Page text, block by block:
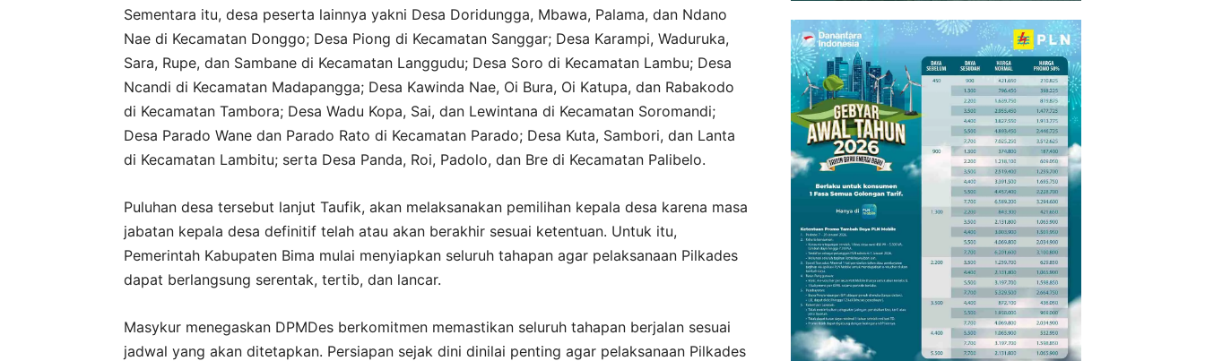
Sementara itu, desa peserta lainnya yakni Desa Doridungga, Mbawa, Palama, dan Ndano
Nae di Kecamatan Donggo; Desa Piong di Kecamatan Sanggar; Desa Karampi, Waduruka,
Sara, Rupe, dan Sambane di Kecamatan Langgudu; Desa Soro di Kecamatan Lambu; Desa
Ncandi di Kecamatan Madapangga; Desa Kawinda Nae, Oi Bura, Oi Katupa, dan Rabakodo
di Kecamatan Tambora; Desa Wadu Kopa, Sai, dan Lewintana di Kecamatan Soromandi;
Desa Parado Wane dan Parado Rato di Kecamatan Parado; Desa Kuta, Sambori, dan Lanta
di Kecamatan Lambitu; serta Desa Panda, Roi, Padolo, dan Bre di Kecamatan Palibelo.
Puluhan desa tersebut lanjut Taufik, akan melaksanakan pemilihan kepala desa karena masa
jabatan kepala desa definitif telah atau akan berakhir sesuai ketentuan. Untuk itu,
Pemerintah Kabupaten Bima mulai menyiapkan seluruh tahapan agar pelaksanaan Pilkades
dapat berlangsung serentak, tertib, dan lancar.
Masykur menegaskan DPMDes berkomitmen memastikan seluruh tahapan berjalan sesuai
jadwal yang akan ditetapkan. Persiapan sejak dini dinilai penting agar pelaksanaan Pilkades